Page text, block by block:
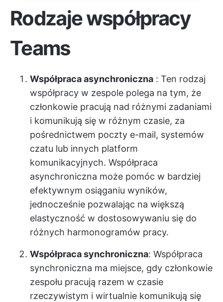
Rodzaje współpracy
Teams
Współpraca asynchroniczna : Ten rodzaj
współpracy w zespole polega na tym, że
członkowie pracują nad różnymi zadaniami
i komunikują się w różnym czasie, za
pośrednictwem poczty e-mail, systemów
czatu lub innych platform
komunikacyjnych. Współpraca
asynchroniczna może pomóc w bardziej
efektywnym osiąganiu wyników,
jednocześnie pozwalając na większą
elastyczność w dostosowywaniu się do
różnych harmonogramów pracy.
Współpraca synchroniczna: Współpraca
synchroniczna ma miejsce, gdy członkowie
zespołu pracują razem w czasie
rzeczywistym i wirtualnie komunikują się